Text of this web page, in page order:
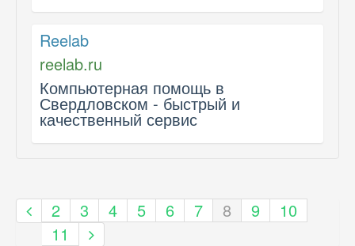
Reelab
reelab.ru
Компьютерная помощь в
Свердловском - быстрый и
качественный сервис
2 3 4 5 6 7 8 9
10
11